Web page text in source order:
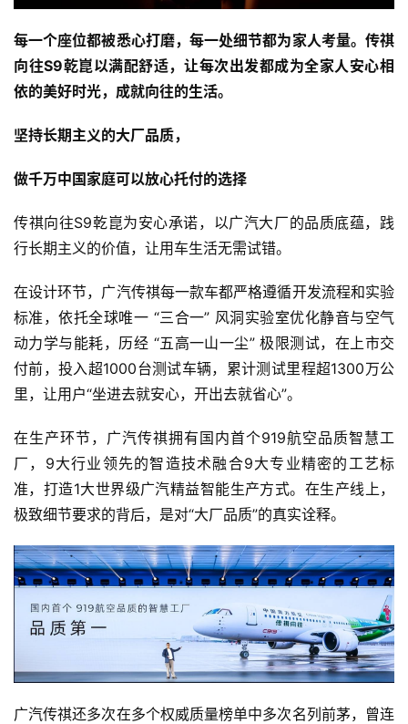
每一个座位都被悉心打磨，每一处细节都为家人考量。传祺
向往S9乾崑以满配舒适，让每次出发都成为全家人安心相
依的美好时光，成就向往的生活。
坚持长期主义的大厂品质，
做千万中国家庭可以放心托付的选择
传祺向往S9乾崑为安心承诺，以广汽大厂的品质底蕴，践
行长期主义的价值，让用车生活无需试错。
在设计环节，广汽传祺每一款车都严格遵循开发流程和实验
标准，依托全球唯一 “三合一” 风洞实验室优化静音与空气
动力学与能耗，历经 “五高一山一尘” 极限测试，在上市交
付前，投入超1000台测试车辆，累计测试里程超1300万公
里，让用户“坐进去就安心，开出去就省心”。
在生产环节，广汽传祺拥有国内首个919航空品质智慧工
厂，9大行业领先的智造技术融合9大专业精密的工艺标
准，打造1大世界级广汽精益智能生产方式。在生产线上，
极致细节要求的背后，是对“大厂品质”的真实诠释。
广汽传祺还多次在多个权威质量榜单中多次名列前茅，曾连